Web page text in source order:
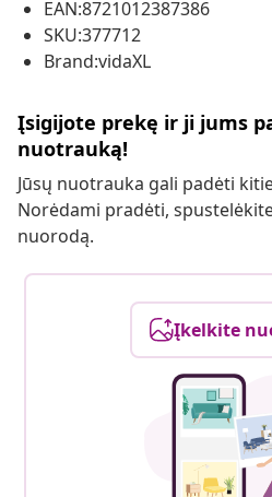
EAN:8721012387386
SKU:377712
Brand:vidaXL
Įsigijote prekę ir ji jums
nuotrauką!
Jūsų nuotrauka gali padėti
Norėdami pradėti,
nuorodą.
Įkelkite